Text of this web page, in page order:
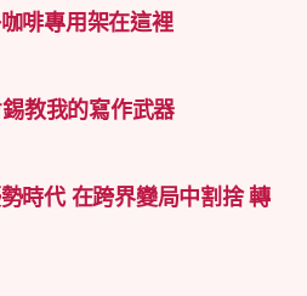
啡專用架在這裡
教我的寫作武器
時代 在跨界變局中割捨 轉